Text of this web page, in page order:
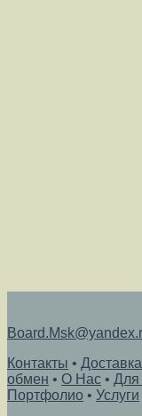
Контакты •
обмен • О Нас • Для
Портфолио • Услуги